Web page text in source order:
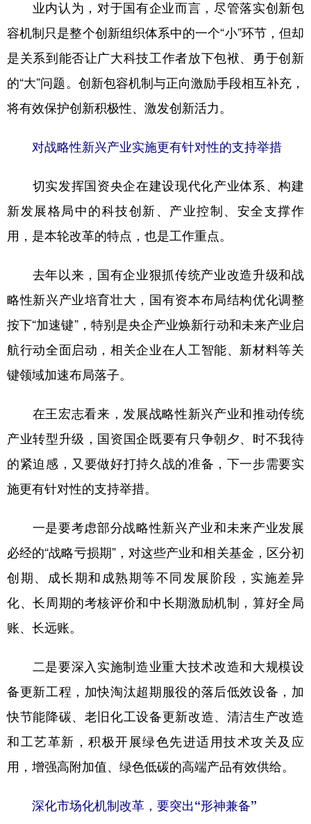
业内认为，对于国有企业而言，尽管落实创新包
容机制只是整个创新组织体系中的一个“小”环节，但却
是关系到能否让广大科技工作者放下包袱、勇于创新
的“大”问题。创新包容机制与正向激励手段相互补充，
将有效保护创新积极性、激发创新活力。
对战略性新兴产业实施更有针对性的支持举措
切实发挥国资央企在建设现代化产业体系、构建
新发展格局中的科技创新、产业控制、安全支撑作
用，是本轮改革的特点，也是工作重点。
去年以来，国有企业狠抓传统产业改造升级和战
略性新兴产业培育壮大，国有资本布局结构优化调整
按下“加速键”，特别是央企产业焕新行动和未来产业启
航行动全面启动，相关企业在人工智能、新材料等关
键领域加速布局落子。
在王宏志看来，发展战略性新兴产业和推动传统
产业转型升级，国资国企既要有只争朝夕、时不我待
的紧迫感，又要做好打持久战的准备，下一步需要实
施更有针对性的支持举措。
一是要考虑部分战略性新兴产业和未来产业发展
必经的“战略亏损期”，对这些产业和相关基金，区分初
创期、成长期和成熟期等不同发展阶段，实施差异
化、长周期的考核评价和中长期激励机制，算好全局
账、长远账。
二是要深入实施制造业重大技术改造和大规模设
备更新工程，加快淘汰超期服役的落后低效设备，加
快节能降碳、老旧化工设备更新改造、清洁生产改造
和工艺革新，积极开展绿色先进适用技术攻关及应
用，增强高附加值、绿色低碳的高端产品有效供给。
深化市场化机制改革，要突出“形神兼备”